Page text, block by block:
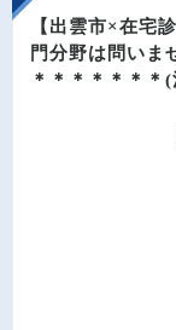
【出雲市×在宅
門分野は問いま
＊＊＊＊＊＊＊